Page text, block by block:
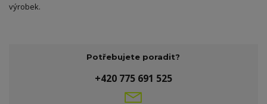
výrobek.
Potřebujete poradit?
+420 775 691 525